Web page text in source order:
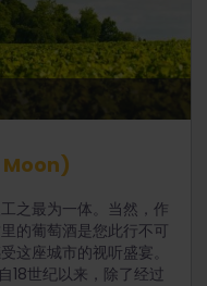
Moon)
之最为一体。当然，作
的葡萄酒是您此行不可
这座城市的视听盛宴。
18世纪以来，除了经过